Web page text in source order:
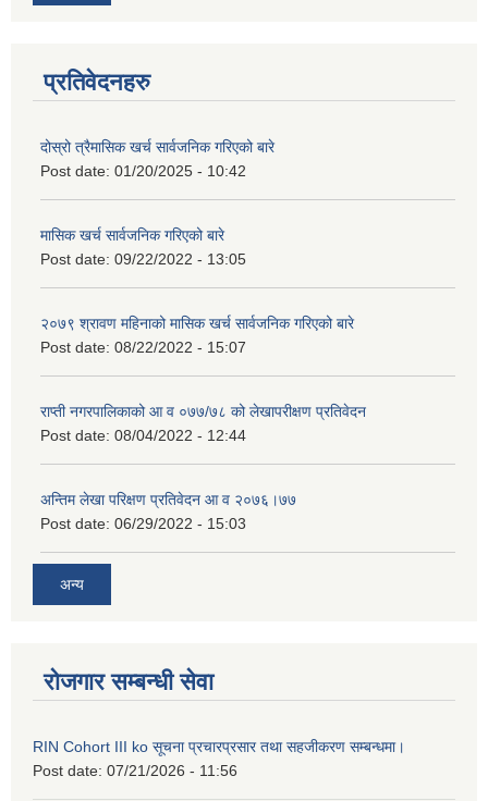
प्रतिवेदनहरु
दोस्रो त्रैमासिक खर्च सार्वजनिक गरिएको बारे
Post date: 01/20/2025 - 10:42
मासिक खर्च सार्वजनिक गरिएको बारे
Post date: 09/22/2022 - 13:05
२०७९ श्रावण महिनाको मासिक खर्च सार्वजनिक गरिएको बारे
Post date: 08/22/2022 - 15:07
राप्ती नगरपालिकाको आ व ०७७/७८ को लेखापरीक्षण प्रतिवेदन
Post date: 08/04/2022 - 12:44
अन्तिम लेखा परिक्षण प्रतिवेदन आ व २०७६।७७
Post date: 06/29/2022 - 15:03
अन्य
रोजगार सम्बन्धी सेवा
RIN Cohort III ko सूचना प्रचारप्रसार तथा सहजीकरण सम्बन्धमा।
Post date: 07/21/2026 - 11:56